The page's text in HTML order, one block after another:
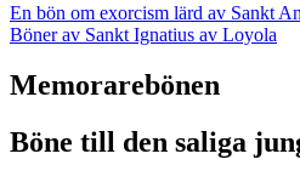
En bön om exorcism lärd av Sankt
Böner av Sankt Ignatius av Loyola
Memorarebönen
Böne till den saliga